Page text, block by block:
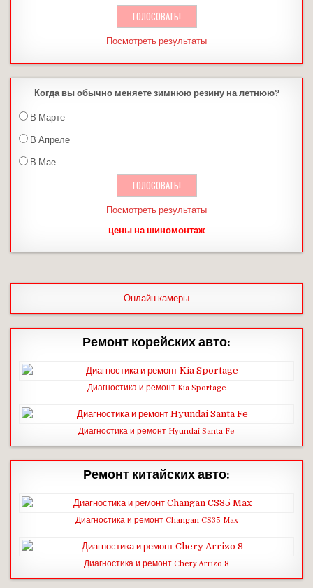
Посмотреть результаты
Когда вы обычно меняете зимнюю резину на летнюю?
В Марте
В Апреле
В Мае
Посмотреть результаты
цены на шиномонтаж
Онлайн камеры
Ремонт корейских авто:
Диагностика и ремонт Kia Sportage
Диагностика и ремонт Hyundai Santa Fe
Ремонт китайских авто:
Диагностика и ремонт Changan CS35 Max
Диагностика и ремонт Chery Arrizo 8